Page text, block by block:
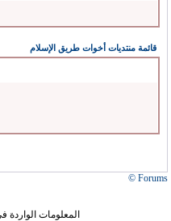
قائمة منتديات أخوات طريق الإسلام
Forums ©
المعلومات الواردة